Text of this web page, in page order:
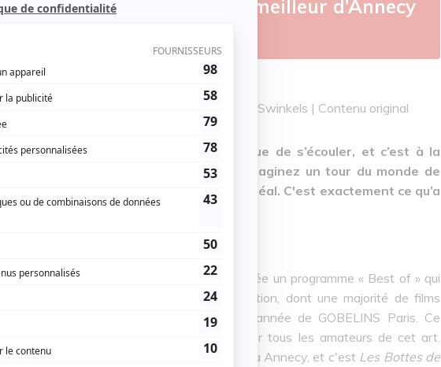
cinéma d’animation | Le meilleur d’Annecy
15 mai 2026 | Photo : «Zwermen» de Janneke Swinkels | Contenu original
du cinéma d’animation continue de s’écouler, et c’est à la
2025
que je me suis rendue. Imaginez un tour du monde de
assis dans une salle de cinéma à Montréal. C'est exactement ce qu’a
du film d'animation d'Annecy crée un programme « Best of » qui
courts-métrages issus de sa dernière édition, dont une majorité de films
réalisé par les étudiants de deuxième année de GOBELINS Paris. Ce
dans le monde entier afin de faire profiter tous les amateurs de cet art.
du genre) s'est déroulée du 8 au 14 juin à Annecy, et c'est Les Bottes de